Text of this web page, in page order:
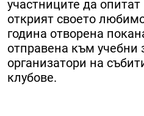
участниците да
открият своето
година отворена
отправена към учебни
организатори на
клубове.